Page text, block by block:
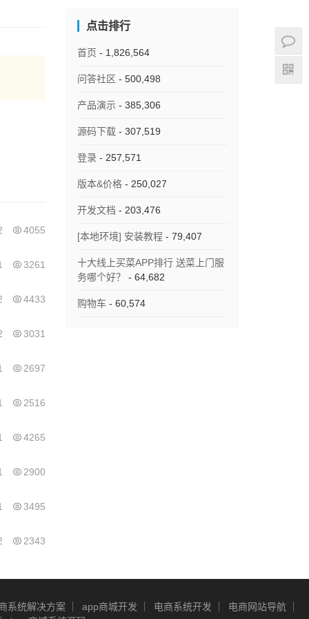
4055
3261
4433
3031
2697
2516
4265
2900
3495
2343
点击排行
首页 - 1,826,564
问答社区 - 500,498
产品演示 - 385,306
源码下载 - 307,519
登录 - 257,571
版本&价格 - 250,027
开发文档 - 203,476
[本地环境] 安装教程 - 79,407
十大线上买菜APP排行 送菜上门服
务哪个好？
- 64,682
购物车 - 60,574
系统解决方案 app商城开发 电商系统开发
电商网站导航